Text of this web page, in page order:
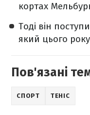
кортах
Тоді він
який цього
Пов'язані
СПОРТ ТЕНІС